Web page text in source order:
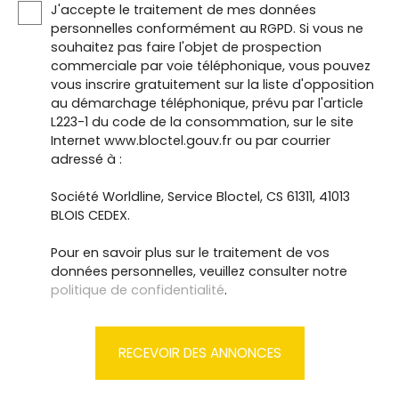
J'accepte le traitement de mes données
personnelles conformément au RGPD. Si vous ne
souhaitez pas faire l'objet de prospection
commerciale par voie téléphonique, vous pouvez
vous inscrire gratuitement sur la liste d'opposition
au démarchage téléphonique, prévu par l'article
L223-1 du code de la consommation, sur le site
Internet www.bloctel.gouv.fr ou par courrier
adressé à :
Société Worldline, Service Bloctel, CS 61311, 41013
BLOIS CEDEX.
Pour en savoir plus sur le traitement de vos
données personnelles, veuillez consulter notre
politique de confidentialité.
RECEVOIR DES ANNONCES